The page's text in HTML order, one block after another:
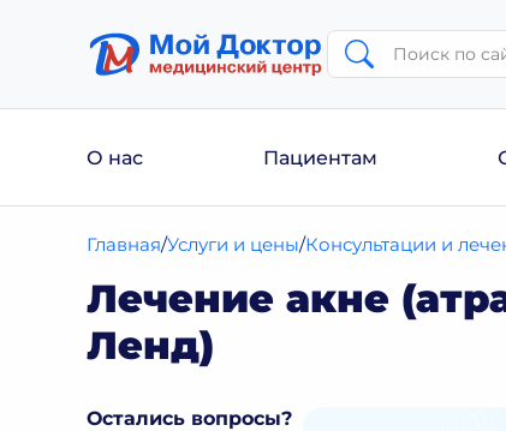
О нас Пациентам
Главная Услуги и цены Консультации и
Лечение акне
Ленд)
Остались вопросы?